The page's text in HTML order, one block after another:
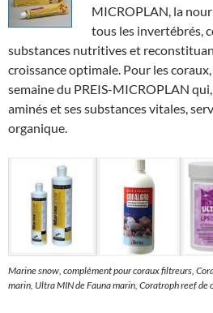
MICROPLAN, la
tous les invertébrés,
substances nutritives et
croissance optimale. Pour les
semaine du PREIS-MICROPLAN
aminés et ses substances vitales,
organique.
Marine snow, complément pour coraux filtreurs,
marin, Ultra MIN de Fauna marin, Coratroph reef de